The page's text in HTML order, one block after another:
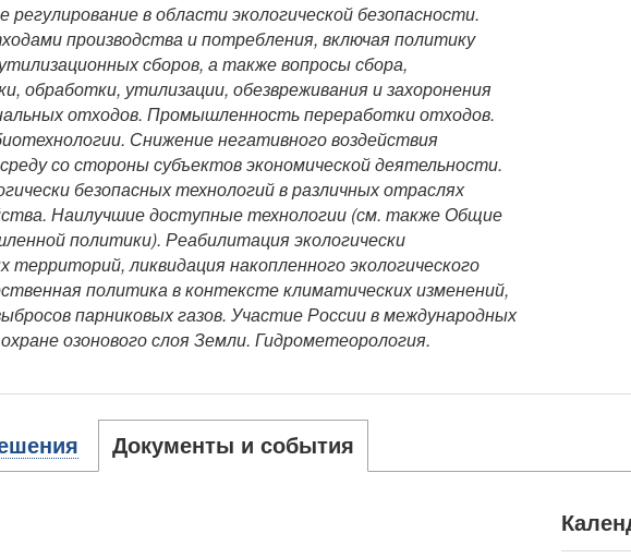
регулирование в области экологической безопасности.
производства и потребления, включая политику
сборов, а также вопросы сбора,
обработки, утилизации, обезвреживания и захоронения
отходов. Промышленность переработки отходов.
Снижение негативного воздействия
со стороны субъектов экономической деятельности.
безопасных технологий в различных отраслях
Наилучшие доступные технологии (см. также Общие
политики). Реабилитация экологически
территорий, ликвидация накопленного экологического
политика в контексте климатических изменений,
парниковых газов. Участие России в международных
озонового слоя Земли. Гидрометеорология.
Документы и события